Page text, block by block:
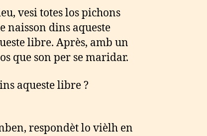
vesi totes los pichons
naisson dins aqueste
libre. Après, amb un
que son per se maridar.
aqueste libre ?
respondèt lo vièlh en